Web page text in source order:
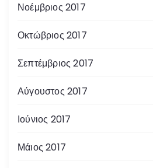
Νοέμβριος 2017
Οκτώβριος 2017
Σεπτέμβριος 2017
Αύγουστος 2017
Ιούνιος 2017
Μάιος 2017